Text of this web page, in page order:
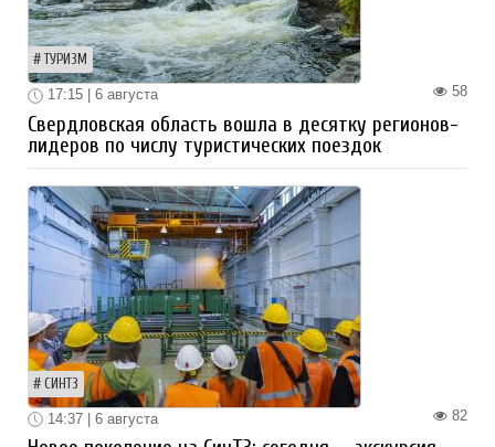
ТУРИЗМ
58
17:15 | 6 августа
Свердловская область вошла в десятку регионов-
лидеров по числу туристических поездок
СИНТЗ
82
14:37 | 6 августа